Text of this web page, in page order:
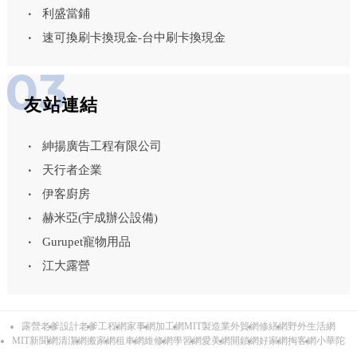
利盛當鋪
速可換刷卡換現金-台中刷卡換現金
友站連結
紳揚廣告工程有限公司
天行者企業
伊客廚房
赫米亞(宇成辦公設備)
Gurupet寵物用品
江大露營
露營老爹設計老爹工程網家事網 加工網 MIT製造業外貿網修繕網 野外生活網
MIT新聞網清潔網搬家網租車網維修網學習網愛美網 開鎖網好家網掏客網小華陀